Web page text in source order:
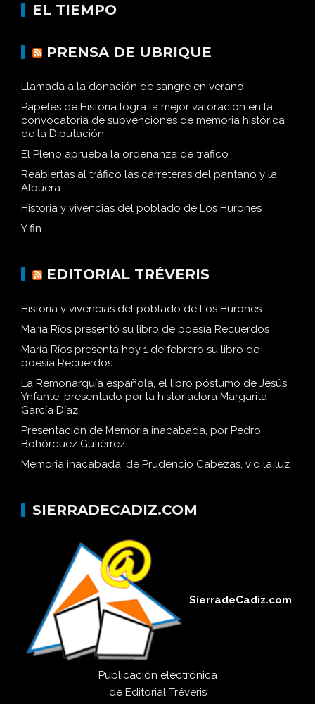
EL TIEMPO
PRENSA DE UBRIQUE
Llamada a la donación de sangre en verano
Papeles de Historia logra la mejor valoración en la
convocatoria de subvenciones de memoria histórica
de la Diputación
El Pleno aprueba la ordenanza de tráfico
Reabiertas al tráfico las carreteras del pantano y la
Albuera
Historia y vivencias del poblado de Los Hurones
Y fin
EDITORIAL TRÉVERIS
Historia y vivencias del poblado de Los Hurones
María Ríos presentó su libro de poesía Recuerdos
María Ríos presenta hoy 1 de febrero su libro de
poesía Recuerdos
La Remonarquía española, el libro póstumo de Jesús
Ynfante, presentado por la historiadora Margarita
García Díaz
Presentación de Memoria inacabada, por Pedro
Bohórquez Gutiérrez
Memoria inacabada, de Prudencio Cabezas, vio la luz
SIERRADECADIZ.COM
SierradeCadiz.com
Publicación electrónica
de Editorial Tréveris